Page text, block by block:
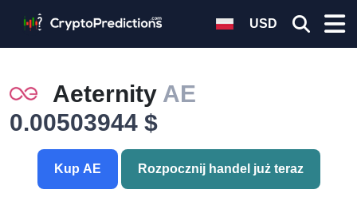
USD
Aeternity AE
0.00503944 $
Kup AE Rozpocznij handel już teraz